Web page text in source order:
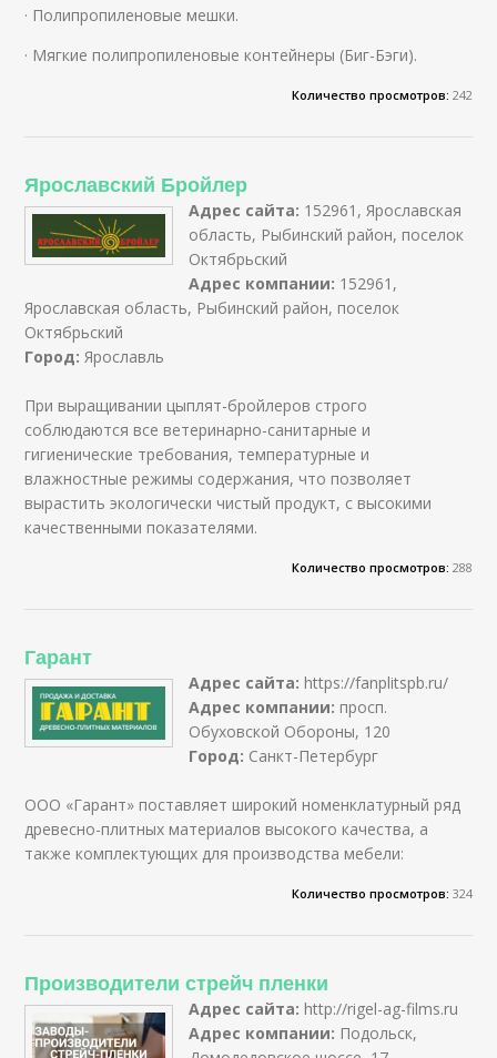
· Полипропиленовые мешки.
· Мягкие полипропиленовые контейнеры (Биг-Бэги).
Количество просмотров: 242
Ярославский Бройлер
Адрес сайта: 152961, Ярославская
область, Рыбинский район, поселок
Октябрьский
Адрес компании: 152961,
Ярославская область, Рыбинский район, поселок
Октябрьский
Город: Ярославль
При выращивании цыплят-бройлеров строго
соблюдаются все ветеринарно-санитарные и
гигиенические требования, температурные и
влажностные режимы содержания, что позволяет
вырастить экологически чистый продукт, с высокими
качественными показателями.
Количество просмотров: 288
Гарант
Адрес сайта: https://fanplitspb.ru/
Адрес компании: просп.
Обуховской Обороны, 120
Город: Санкт-Петербург
ООО «Гарант» поставляет широкий номенклатурный ряд
древесно-плитных материалов высокого качества, а
также комплектующих для производства мебели:
Количество просмотров: 324
Производители стрейч пленки
Адрес сайта: http://rigel-ag-films.ru
Адрес компании: Подольск,